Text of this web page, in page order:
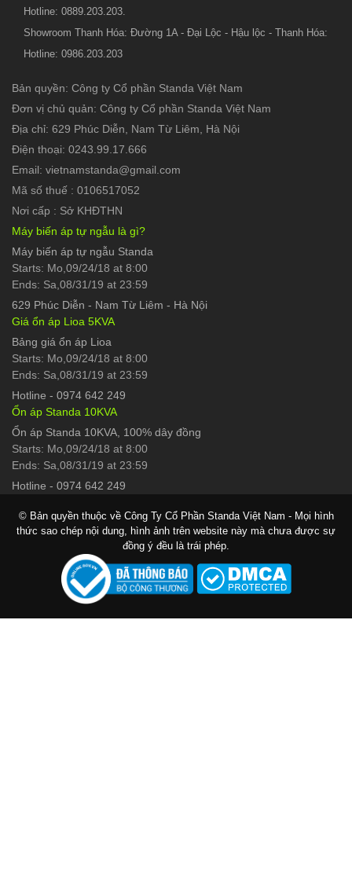
Hotline: 0889.203.203.
Showroom Thanh Hóa: Đường 1A - Đại Lộc - Hậu lộc - Thanh Hóa:
Hotline: 0986.203.203
Bản quyền: Công ty Cổ phần Standa Việt Nam
Đơn vị chủ quản: Công ty Cổ phần Standa Việt Nam
Địa chỉ: 629 Phúc Diễn, Nam Từ Liêm, Hà Nội
Điện thoại: 0243.99.17.666
Email: vietnamstanda@gmail.com
Mã số thuế : 0106517052
Nơi cấp : Sở KHĐTHN
Máy biến áp tự ngẫu là gì?
Máy biến áp tự ngẫu Standa
Starts: Mo,09/24/18 at 8:00
Ends: Sa,08/31/19 at 23:59
629 Phúc Diễn - Nam Từ Liêm - Hà Nội
Giá ổn áp Lioa 5KVA
Bảng giá ổn áp Lioa
Starts: Mo,09/24/18 at 8:00
Ends: Sa,08/31/19 at 23:59
Hotline - 0974 642 249
Ổn áp Standa 10KVA
Ổn áp Standa 10KVA, 100% dây đồng
Starts: Mo,09/24/18 at 8:00
Ends: Sa,08/31/19 at 23:59
Hotline - 0974 642 249
© Bản quyền thuộc về Công Ty Cổ Phần Standa Việt Nam - Mọi hình
thức sao chép nội dung, hình ảnh trên website này mà chưa được sự
đồng ý đều là trái phép.